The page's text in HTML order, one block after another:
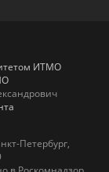
ИТМО
Петербург,